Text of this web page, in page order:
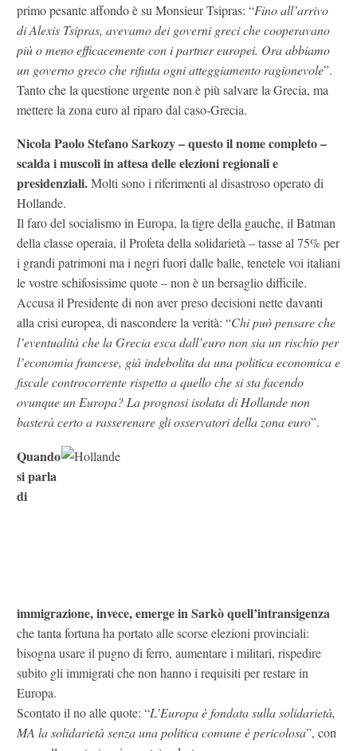
primo pesante affondo è su Monsieur Tsipras: “Fino all’arrivo
di Alexis Tsipras, avevamo dei governi greci che cooperavano
più o meno efficacemente con i partner europei. Ora abbiamo
un governo greco che rifiuta ogni atteggiamento ragionevole”.
Tanto che la questione urgente non è più salvare la Grecia, ma
mettere la zona euro al riparo dal caso-Grecia.
Nicola Paolo Stefano Sarkozy – questo il nome completo –
scalda i muscoli in attesa delle elezioni regionali e
presidenziali.Molti sono i riferimenti al disastroso operato di
Hollande.
Il faro del socialismo in Europa, la tigre della gauche, il Batman
della classe operaia, il Profeta della solidarietà – tasse al 75% per
i grandi patrimoni ma i negri fuori dalle balle, tenetele voi italiani
le vostre schifosissime quote – non è un bersaglio difficile.
Accusa il Presidente di non aver preso decisioni nette davanti
alla crisi europea, di nascondere la verità: “Chi può pensare che
l’eventualità che la Grecia esca dall’euro non sia un rischio per
l’economia francese, già indebolita da una politica economica e
fiscale controcorrente rispetto a quello che si sta facendo
ovunque un Europa? La prognosi isolata di Hollande non
basterà certo a rasserenare gli osservatori della zona euro”.
Quando
si parla
di
immigrazione, invece, emerge in Sarkò quell’intransigenza
che tanta fortuna ha portato alle scorse elezioni provinciali:
bisogna usare il pugno di ferro, aumentare i militari, rispedire
subito gli immigrati che non hanno i requisiti per restare in
Europa.
Scontato il no alle quote: “L’Europa è fondata sulla solidarietà,
MA la solidarietà senza una politica comune è pericolosa”, con